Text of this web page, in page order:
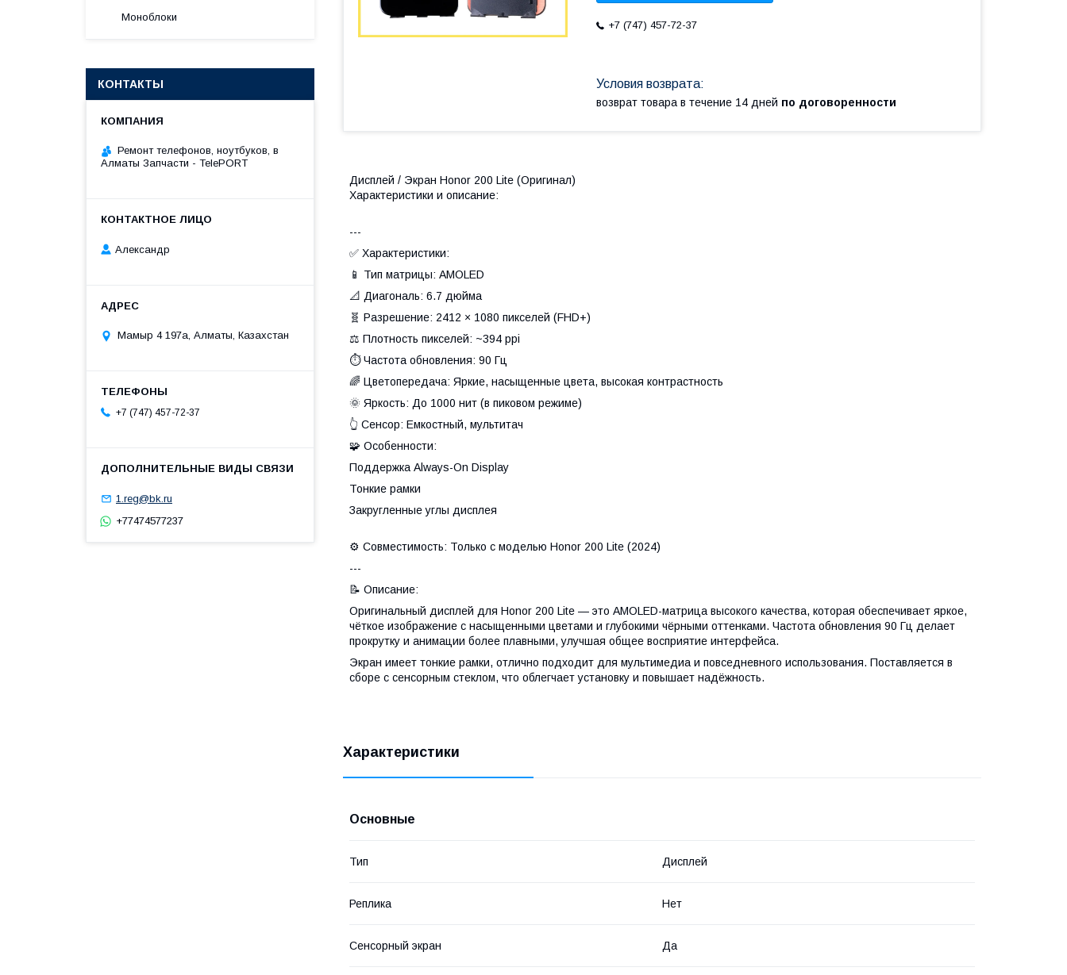
+7 (747) 457-72-37
возврат товара в течение 14 дней по договоренности
Дисплей / Экран Honor 200 Lite (Оригинал)
Характеристики и описание:
---
✅ Характеристики:
📱 Тип матрицы: AMOLED
📐 Диагональ: 6.7 дюйма
🧬 Разрешение: 2412 × 1080 пикселей (FHD+)
⚖ Плотность пикселей: ~394 ppi
⏱ Частота обновления: 90 Гц
🌈 Цветопередача: Яркие, насыщенные цвета, высокая контрастность
🌞 Яркость: До 1000 нит (в пиковом режиме)
👆 Сенсор: Емкостный, мультитач
🧩 Особенности:
Поддержка Always-On Display
Тонкие рамки
Закругленные углы дисплея
⚙ Совместимость: Только с моделью Honor 200 Lite (2024)
---
📝 Описание:
Оригинальный дисплей для Honor 200 Lite — это AMOLED-матрица высокого качества, которая обеспечивает яркое,
чёткое изображение с насыщенными цветами и глубокими чёрными оттенками. Частота обновления 90 Гц делает
прокрутку и анимации более плавными, улучшая общее восприятие интерфейса.
Экран имеет тонкие рамки, отлично подходит для мультимедиа и повседневного использования. Поставляется в
сборе с сенсорным стеклом, что облегчает установку и повышает надёжность.
Характеристики
Основные
Тип Дисплей
Реплика Нет
Сенсорный экран Да
Моноблоки
КОНТАКТЫ
Ремонт телефонов, ноутбуков, в
Алматы Запчасти - TelePORT
Александр
Мамыр 4 197а, Алматы, Казахстан
+7 (747) 457-72-37
1.reg@bk.ru
+77474577237